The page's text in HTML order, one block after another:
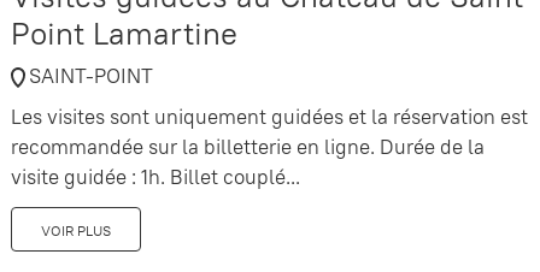
Point Lamartine
SAINT-POINT
Les visites sont uniquement guidées et la réservation est
recommandée sur la billetterie en ligne. Durée de la
visite guidée : 1h. Billet couplé...
VOIR PLUS